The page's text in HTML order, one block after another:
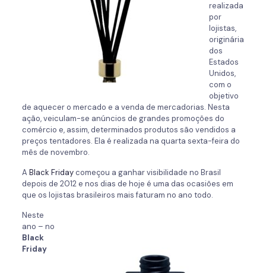
realizada
por
lojistas,
originária
dos
Estados
Unidos,
com o
objetivo
de aquecer o mercado e a venda de mercadorias. Nesta
ação, veiculam-se anúncios de grandes promoções do
comércio e, assim, determinados produtos são vendidos a
preços tentadores. Ela é realizada na quarta sexta-feira do
mês de novembro.
A Black Fridaycomeçou a ganhar visibilidade no Brasil
depois de 2012 e nos dias de hoje é uma das ocasiões em
que os lojistas brasileiros mais faturam no ano todo.
Neste
ano – no
Black
Friday